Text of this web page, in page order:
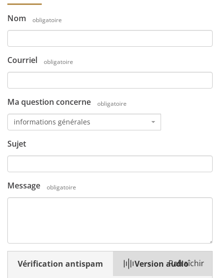
Nom obligatoire
Courriel obligatoire
Ma question concerne obligatoire
informations générales
Sujet
Message obligatoire
Vérification antispam Version audio
Rafraîchir